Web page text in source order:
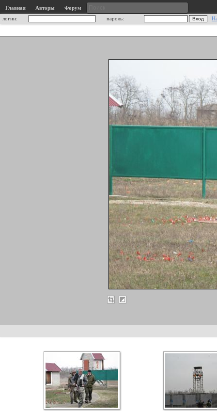
Главная Авторы
Форум
логин:
пароль: